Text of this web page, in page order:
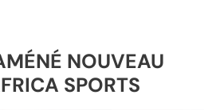
NOUVEAU
SPORTS